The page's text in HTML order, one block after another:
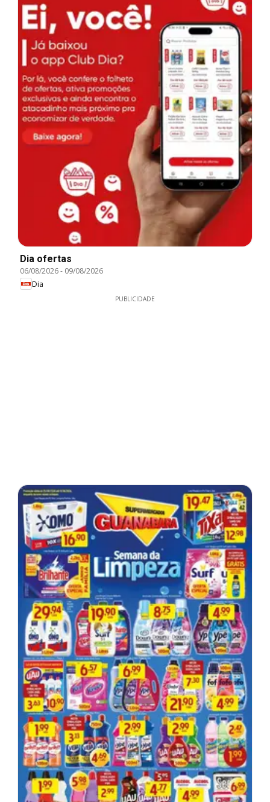
Dia ofertas
06/08/2026- 09/08/2026
Dia
PUBLICIDADE